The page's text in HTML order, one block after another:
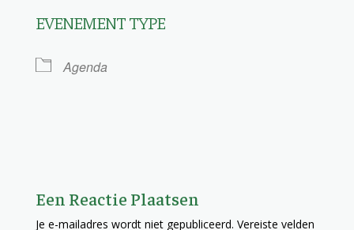
EVENEMENT TYPE
Agenda
Een Reactie Plaatsen
Je e-mailadres wordt niet gepubliceerd. Vereiste velden